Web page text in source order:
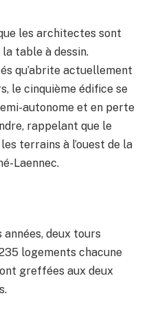
les architectes sont
table à dessin.
qu’abrite actuellement
le cinquième édifice se
autonome et en perte
rappelant que le
terrains à l’ouest de la
Laennec.
deux tours
logements chacune
greffées aux deux